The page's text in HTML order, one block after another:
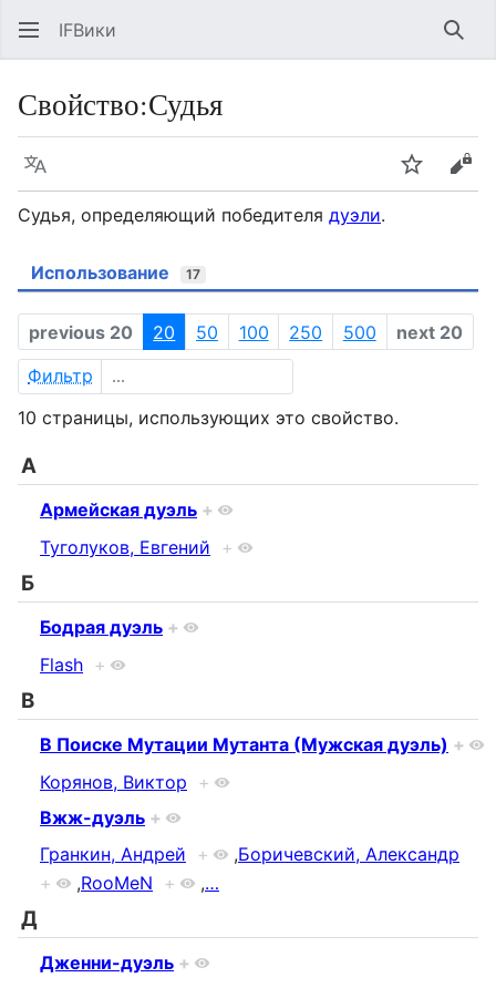
IFВики
Свойство:Судья
Язык Следить
Судья, определяющий победителя дуэли.
Использование 17
previous 20 20 50 100 250 500
next 20
Фильтр
10 страницы, использующих это свойство.
А
Армейская дуэль +
Туголуков, Евгений +
Б
Бодрая дуэль +
Flash +
В
В Поиске Мутации Мутанта (Мужская дуэль) +
Корянов, Виктор +
Вжж-дуэль +
Гранкин, Андрей + ,Боричевский, Александр
+
,RooMeN + ,…
Д
Дженни-дуэль +